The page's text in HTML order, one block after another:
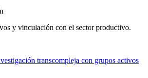
y vinculación con el sector productivo.
transcompleja con grupos activos